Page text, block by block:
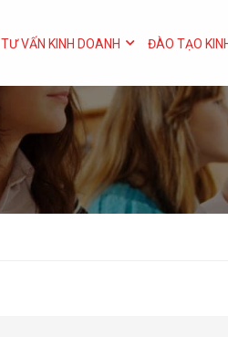
TƯ VẤN KINH DOANH ĐÀO TẠO